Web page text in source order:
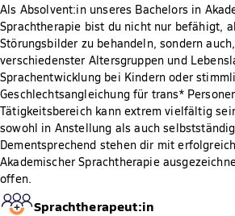
Als Absolvent:in unseres Bachelors in
Sprachtherapie bist du nicht nur befähigt,
Störungsbilder zu behandeln, sondern
verschiedenster Altersgruppen und
Sprachentwicklung bei Kindern oder
Geschlechtsangleichung für trans*
Tätigkeitsbereich kann extrem vielfältig
sowohl in Anstellung als auch
Dementsprechend stehen dir mit
Akademischer Sprachtherapie
offen.
Sprachtherapeut:in